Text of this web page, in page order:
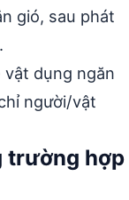
gió, sau phát
vật dụng ngăn
người/vật
trường hợp